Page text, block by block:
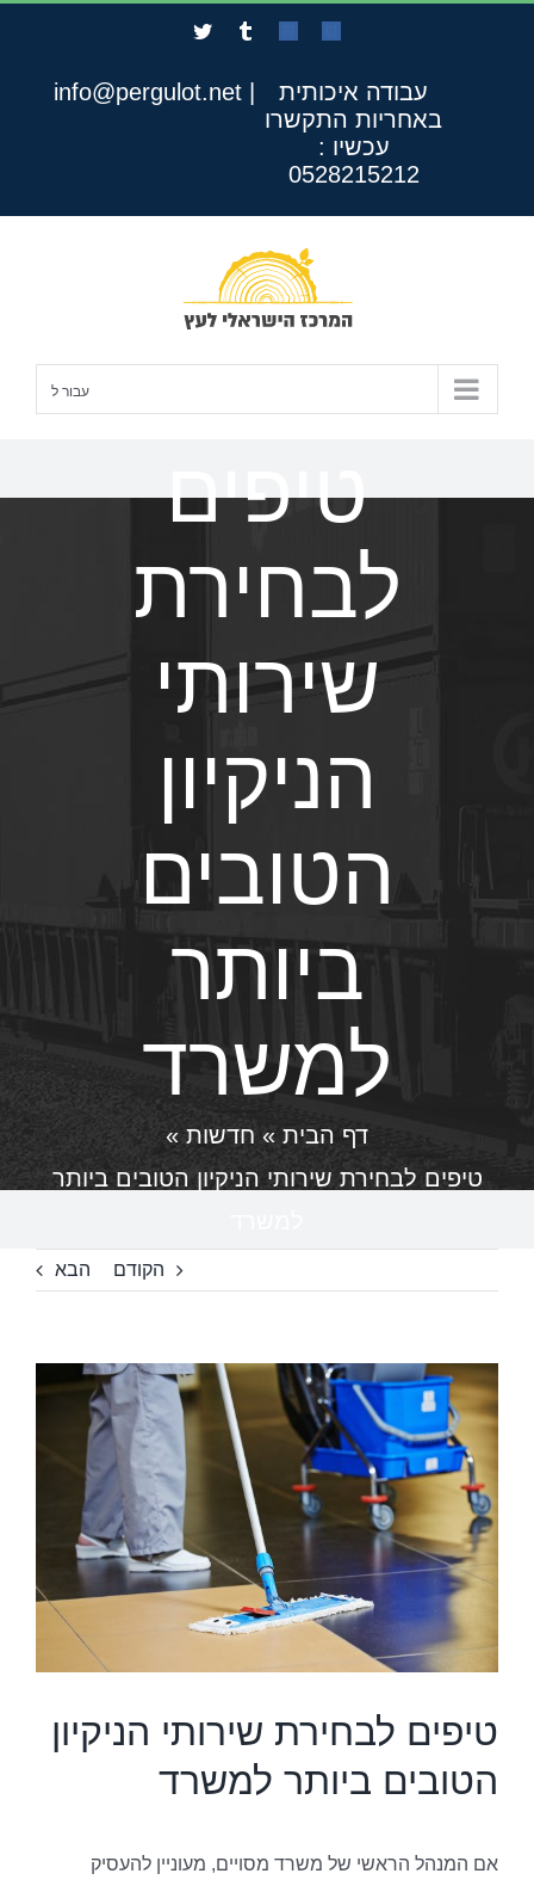
Custom
Tumblr
עבודה איכותית
באחריות התקשרו
עכשיו :
0528215212
info@pergulot.net
עבור ל
טיפים
לבחירת
שירותי
הניקיון
הטובים
ביותר
למשרד
דף הבית » חדשות»
טיפים לבחירת שירותי הניקיון הטובים ביותר
הקודם הבא
צפה
בתמונה
מוגדלת
טיפים לבחירת שירותי הניקיון
הטובים ביותר למשרד
אם המנהל הראשי של משרד מסויים, מעוניין להעסיק